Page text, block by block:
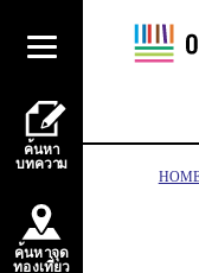
ค้นหา
บทความ
ค้นหาจุด
ท่องเท
ี่ยว